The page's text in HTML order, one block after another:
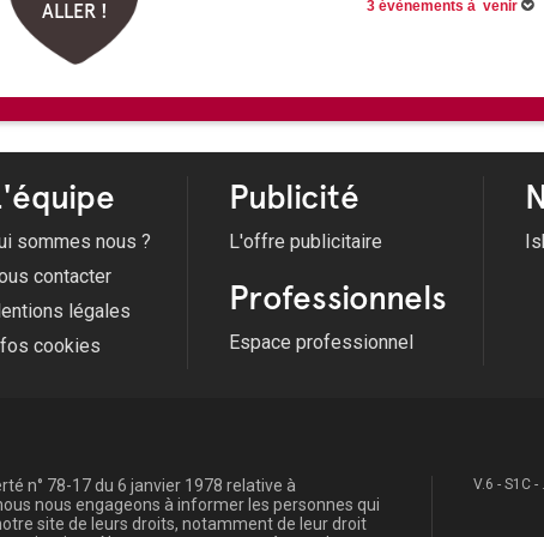
ALLER !
3 évènements à venir
sommes nous ?
contacter
légales
cookies
Publicité
L'offre publicitaire
Professionnels
Espace professionnel
n° 78-17 du 6 janvier 1978 relative à
nous engageons à informer les personnes qui
site de leurs droits, notamment de leur droit
V.6 - S1C